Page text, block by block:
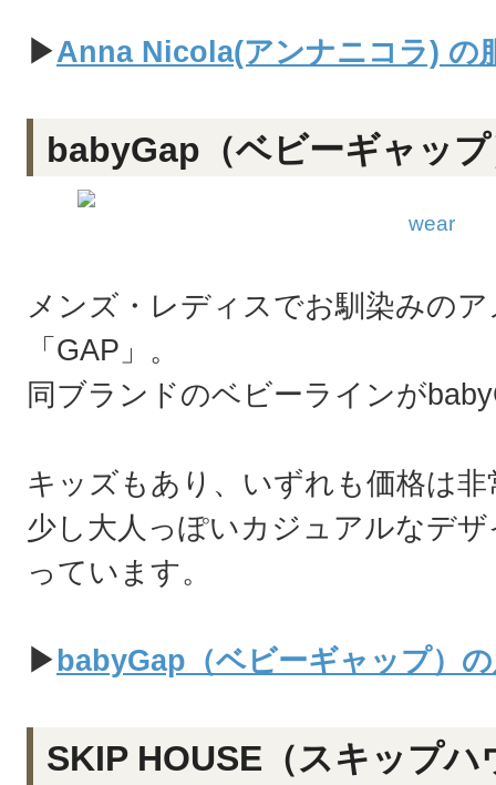
▶Anna Nicola(アンナニコラ) の
babyGap（ベビーギャッ
wear
メンズ・レディスでお馴染みの
「GAP」。
同ブランドのベビーラインが
キッズもあり、いずれも価格は
少し大人っぽいカジュアルなデ
っています。
▶babyGap（ベビーギャップ）
SKIP HOUSE（スキップハ